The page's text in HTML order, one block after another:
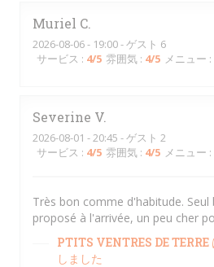
Muriel C
2026-08-06- 19:00 - ゲスト 6
サービス : 4/5 雰囲気 : 4/5 メニュー :
Severine V
2026-08-01 - 20:45 - ゲスト 2
サービス : 4/5 雰囲気 : 4/5 メニュー :
Très bon comme d'habitude.
proposé à l'arrivée, un peu cher
PTITS VENTRES DE TERRE
しました